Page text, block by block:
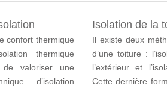
confort thermique
thermique
de valoriser une
d’isolation
Isolation de la
Il existe deux
d’une toiture :
l’extérieur et
Cette dernière